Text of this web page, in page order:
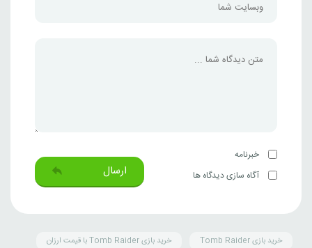
خبرنامه
آگاه سازی دیدگاه ها
ارسال
خرید بازی Tomb Raider
خرید بازی Tomb Raider با قیمت ارزان